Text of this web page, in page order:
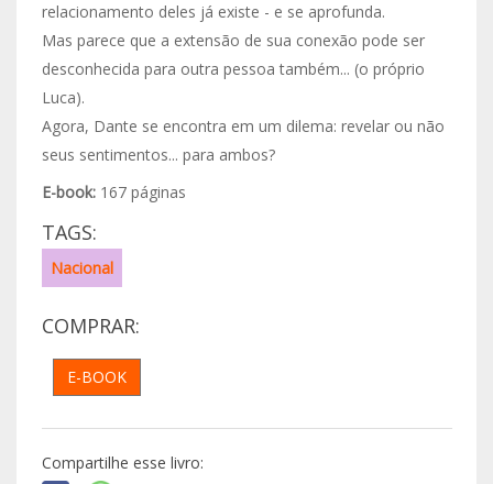
relacionamento deles já existe - e se aprofunda.
Mas parece que a extensão de sua conexão pode ser
desconhecida para outra pessoa também... (o próprio
Luca).
Agora, Dante se encontra em um dilema: revelar ou não
seus sentimentos... para ambos?
E-book:167 páginas
TAGS:
Nacional
COMPRAR:
E-BOOK
Compartilhe esse livro: